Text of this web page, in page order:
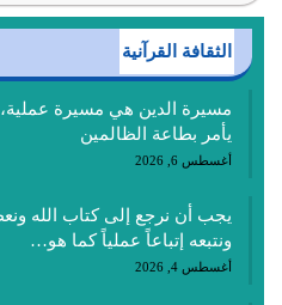
الثقافة القرآنية
مسيرة الدين هي مسيرة عملية،
يأمر بطاعة الظالمين
أغسطس 6, 2026
يجب أن نرجع إلى كتاب الله
ونتبعه إتباعاً عملياً كما هو…
أغسطس 4, 2026